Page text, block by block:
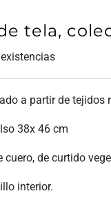
tela,
a partir de tejidos
38x 46 cm
cuero, de curtido
interior.